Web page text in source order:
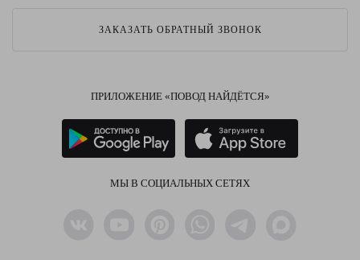
ЗАКАЗАТЬ ОБРАТНЫЙ ЗВОНОК
ПРИЛОЖЕНИЕ «ПОВОД НАЙДЁТСЯ»
МЫ В СОЦИАЛЬНЫХ СЕТЯХ